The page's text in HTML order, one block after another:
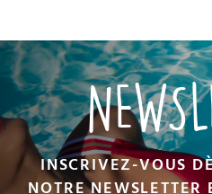
INSCRIVEZ-VOUS
NOTRE